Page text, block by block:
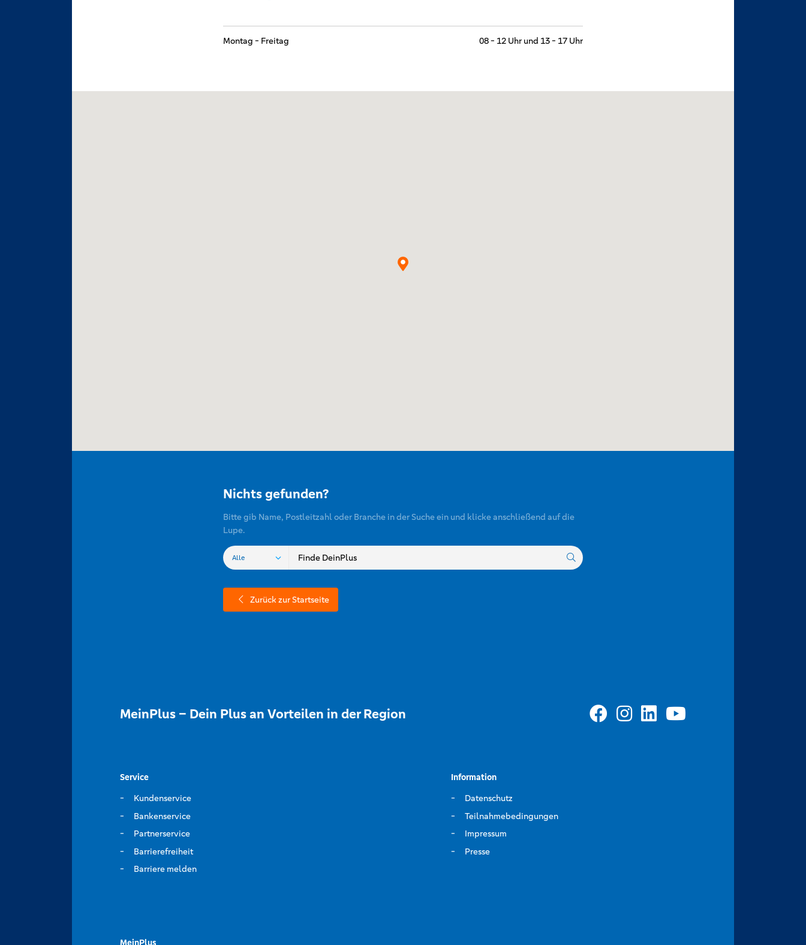
Montag - Freitag 08 - 12 Uhr und 13 - 17 Uhr
Nichts gefunden?
Bitte gib Name, Postleitzahl oder Branche in der Suche ein und klicke anschließend auf die
Lupe.
Zurück zur Startseite
MeinPlus – Dein Plus an Vorteilen in der Region
Service
Kundenservice
Bankenservice
Partnerservice
Barrierefreiheit
Barriere melden
Information
Datenschutz
Teilnahmebedingungen
Impressum
Presse
MeinPlus